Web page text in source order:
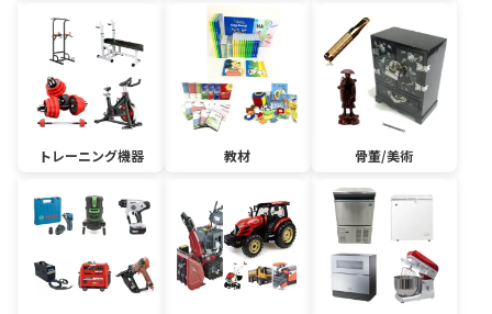
トレーニング機器 教材 骨董/美術